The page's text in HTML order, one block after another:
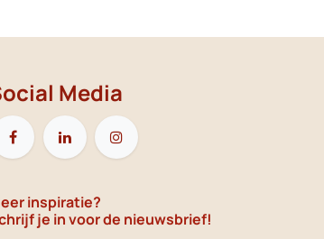
Media
inspiratie?
je in voor de nieuwsbrief!